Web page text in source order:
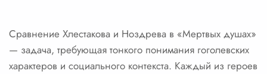
Сравнение Хлестакова и Ноздрева в «Мертвых душах»
— задача, требующая тонкого понимания гоголевских
характеров и социального контекста. Каждый из героев